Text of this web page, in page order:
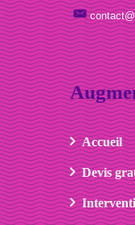
Accueil
Devis